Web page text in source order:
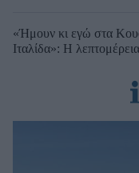
«Ήμουν κι εγώ στα
Ιταλίδα»: Η